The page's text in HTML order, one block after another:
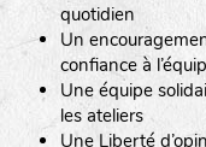
quotidien
Un
confiance à
Une équipe
les ateliers
Une Liberté